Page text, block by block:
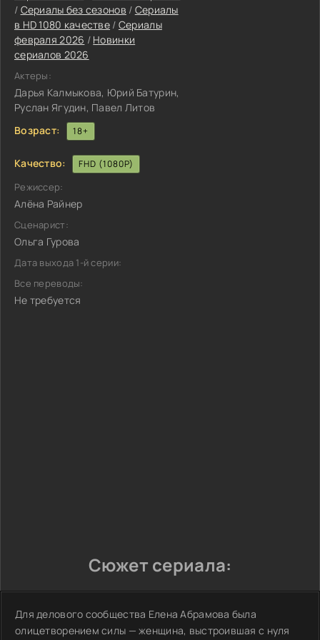
/ Сериалы без сезонов / Сериалы
в HD 1080 качестве / Сериалы
февраля 2026 / Новинки
сериалов 2026
Актеры:
Дарья Калмыкова, Юрий Батурин,
Руслан Ягудин, Павел Литов
Возраст:
18+
Качество: FHD (1080P)
Режиссер:
Алёна Райнер
Сценарист:
Ольга Гурова
Дата выхода 1-й серии:
Все переводы:
Не требуется
Сюжет сериала:
Для делового сообщества Елена Абрамова была
олицетворением силы — женщина, выстроившая с нуля